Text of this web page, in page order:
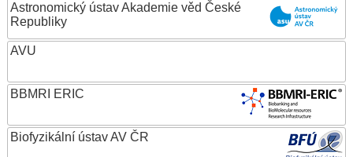
Astronomický ústav Akademie věd České
Republiky
AVU
BBMRI ERIC
Biofyzikální ústav AV ČR